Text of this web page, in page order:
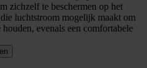
zichzelf te beschermen op het
luchtstroom mogelijk maakt om
evenals een comfortabele